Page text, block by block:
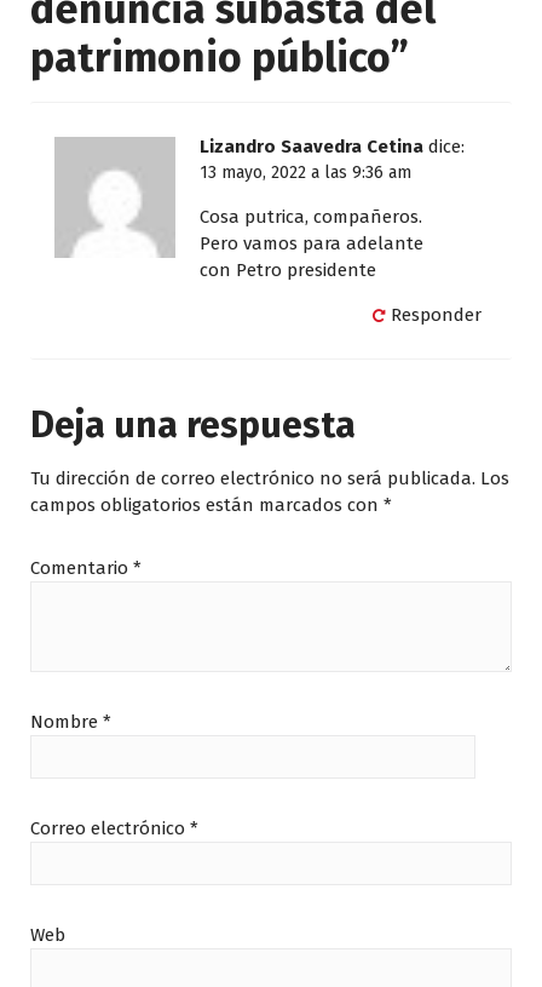
patrimonio público”
Lizandro Saavedra Cetina dice:
13 mayo, 2022 a las 9:36 am
Cosa putrica, compañeros.
Pero vamos para adelante
con Petro presidente
Responder
Deja una respuesta
Tu dirección de correo electrónico no será publicada. Los
campos obligatorios están marcados con *
Comentario *
Nombre *
Correo electrónico *
Web